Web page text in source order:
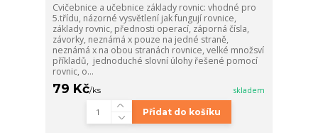
Cvičebnice a učebnice základy rovnic: vhodné pro
5.třídu, názorné vysvětlení jak fungují rovnice,
základy rovnic, přednosti operací, záporná čísla,
závorky, neznámá x pouze na jedné straně,
neznámá x na obou stranách rovnice, velké množsví
příkladů, jednoduché slovní úlohy řešené pomocí
rovnic, o...
79 Kč/ks skladem
Přidat do košíku